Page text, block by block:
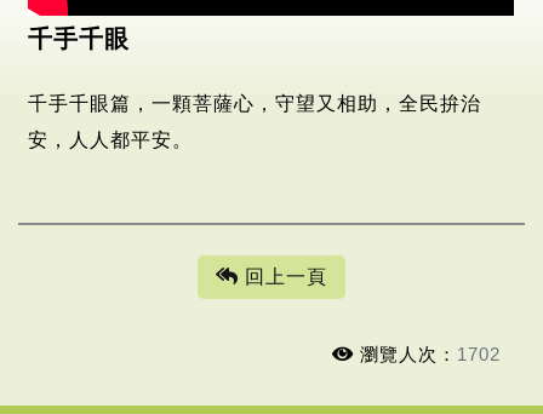
千手千眼
千手千眼篇，一顆菩薩心，守望又相助，全民拚治
安，人人都平安。
回上一頁
瀏覽人次： 1702